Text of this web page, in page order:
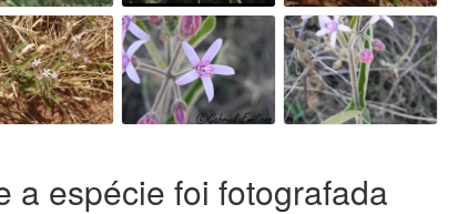
a espécie foi fotografada